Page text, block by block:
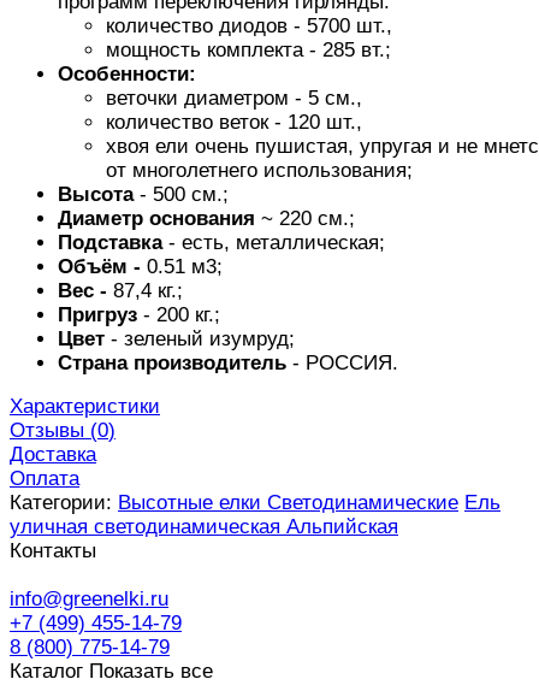
количество диодов - 5700 шт.,
мощность комплекта - 285 вт.;
Особенности:
веточки диаметром - 5 см.,
количество веток - 120 шт.,
хвоя ели очень пушистая, упругая и не
от многолетнего использования;
Высота- 500 см.;
Диаметр основания ~ 220 см.;
Подставка- есть, металлическая;
Объём - 0.51 м3;
Вес - 87,4 кг.;
Пригруз - 200 кг.;
Цвет - зеленый изумруд;
Страна производитель - РОССИЯ.
Характеристики
Отзывы (0)
Доставка
Оплата
Категории: Высотные елки Светодинамические Ель
уличная светодинамическая Альпийская
Контакты
info@greenelki.ru
+7 (499) 455-14-79
8 (800) 775-14-79
Каталог Показать все